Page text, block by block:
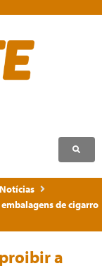
Notícias
de cigarro
a